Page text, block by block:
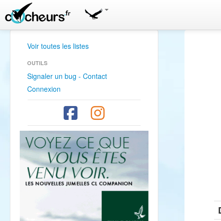
Voir toutes les listes
OUTILS
Signaler un bug - Contact
Connexion